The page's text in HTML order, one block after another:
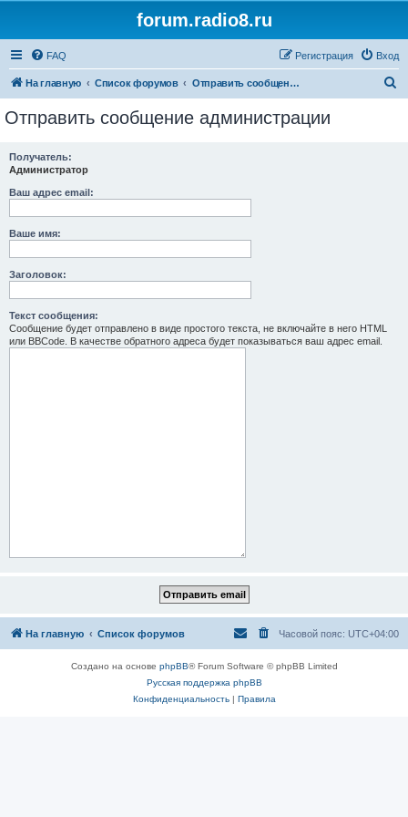
forum.radio8.ru
FAQ Вход
Регистрация
На главную Список форумов Отправить сообщение администрации
Отправить сообщение администрации
Получатель:
Администратор
Ваш адрес email:
Ваше имя:
Заголовок:
Текст сообщения:
Сообщение будет отправлено в виде простого текста, не включайте в него HTML
или BBCode. В качестве обратного адреса будет показываться ваш адрес email.
На главную Список форумов Часовой пояс: UTC+04:00
Создано на основе phpBB® Forum Software © phpBB Limited
Русская поддержка phpBB
Конфиденциальность| Правила